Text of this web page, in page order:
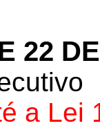
22
a Lei